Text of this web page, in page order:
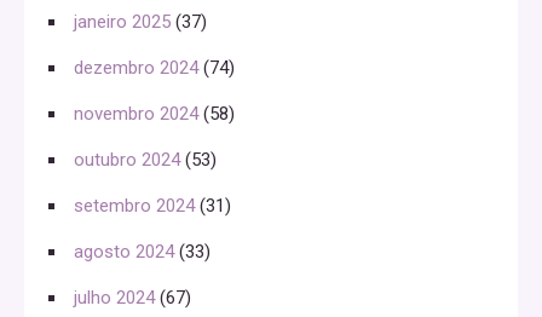
janeiro 2025 (37)
dezembro 2024(74)
novembro 2024(58)
outubro 2024(53)
setembro 2024(31)
agosto 2024(33)
julho 2024(67)